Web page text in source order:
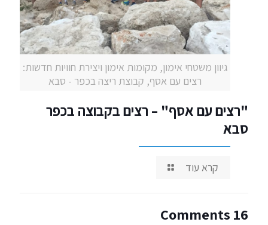
גיוון משטחי אימון, מקומות אימון ויצירת חוויות חדשות:
רצים עם אסף, קבוצת ריצה בכפר - סבא
"רצים עם אסף" – רצים בקבוצה בכפר
סבא
קרא עוד
16 Comments